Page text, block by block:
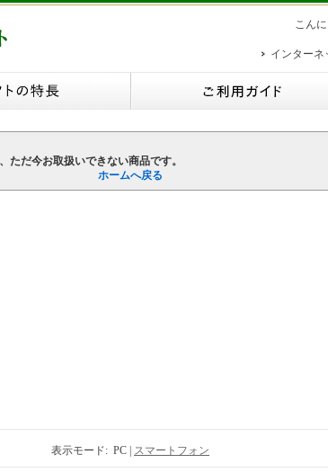
こん
インターネ
ただ今お取扱いできない商品です。
ホームへ戻る
表示モード: PC | スマートフォン